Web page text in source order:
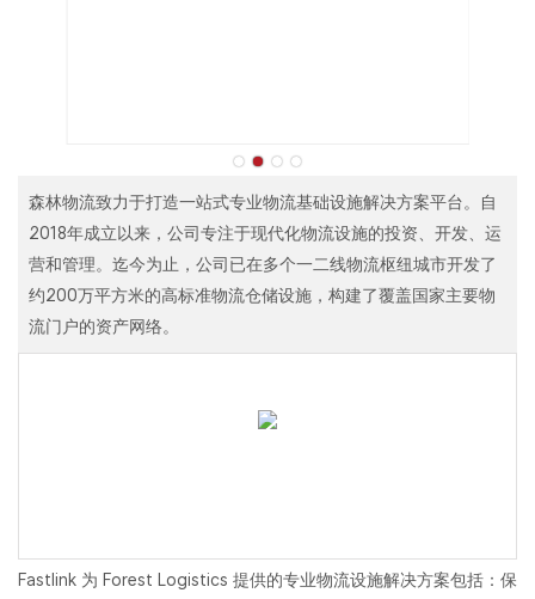
森林物流致力于打造一站式专业物流基础设施解决方案平台。自
2018年成立以来，公司专注于现代化物流设施的投资、开发、运
营和管理。迄今为止，公司已在多个一二线物流枢纽城市开发了
约200万平方米的高标准物流仓储设施，构建了覆盖国家主要物
流门户的资产网络。
Fastlink 为 Forest Logistics 提供的专业物流设施解决方案包括：保